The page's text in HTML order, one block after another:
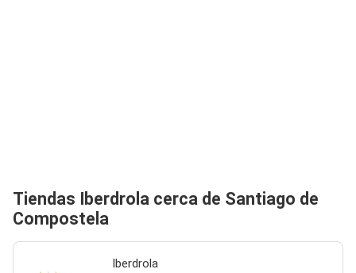
Tiendas Iberdrola cerca de Santiago de
Compostela
Iberdrola